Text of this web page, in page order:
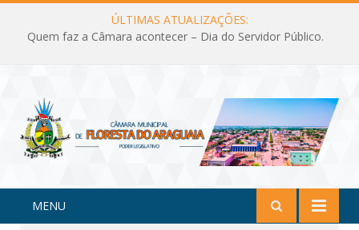
ÚLTIMAS ATUALIZAÇÕES:
Quem faz a Câmara acontecer – Dia do Servidor Público.
MENU